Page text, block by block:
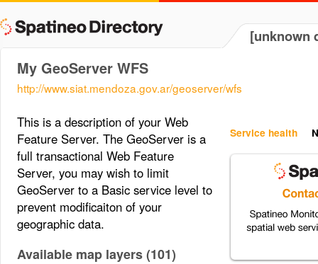
[unknown
My GeoServer WFS
http://www.siat.mendoza.gov.ar/geoserver/wfs
Service health
This is a description of your Web
Feature Server. The GeoServer is a
full transactional Web Feature
Server, you may wish to limit
GeoServer to a Basic service level to
prevent modificaiton of your
geographic data.
Available map layers (101)